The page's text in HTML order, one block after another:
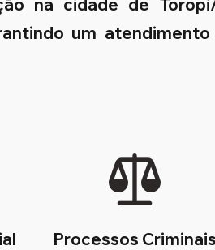
na cidade de
um
Processos